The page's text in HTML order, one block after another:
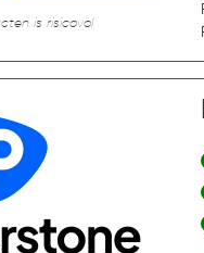
is risicovol